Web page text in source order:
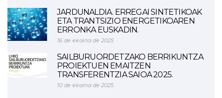
JARDUNALDIA. ERREGAI SINTETIKOAK
ETA TRANTSIZIO ENERGETIKOAREN
ERRONKA EUSKADIN.
16 de ekaina de 2025
SAILBURUORDETZAKO BERRIKUNTZA
PROIEKTUEN EMAITZEN
TRANSFERENTZIA SAIOA 2025.
10 de ekaina de 2025